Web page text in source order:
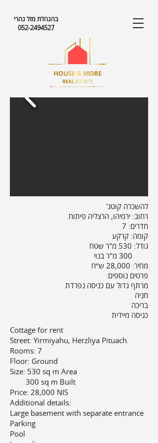
בהנהלת מזל נהרי
052-2494527
להשכרה קוטג'
רחוב: ירמיהו, הרצליה פיתוח.
חדרים: 7
קומה: קרקע
גודל: 530 מ"ר שטח
מחיר: 28,000 ש׳׳ח
פרטים נוספים:
מרתף גדול עם כניסה נפרדת
חניה
בריכה
כניסה מיידית
Cottage for rent
Street: Yirmiyahu, Herzliya Pituach.
Rooms: 7
Floor: Ground
Size: 530 sq m Area
300 sq m Built
Price: 28,000 NIS
Additional details:
Large basement with separate entrance
Parking
Pool